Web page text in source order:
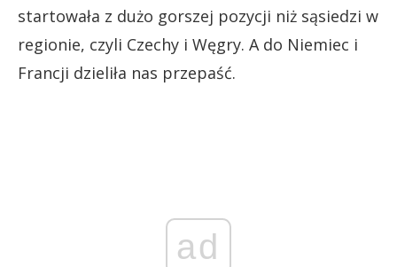
startowała z dużo gorszej pozycji niż sąsiedzi w
regionie, czyli Czechy i Węgry. A do Niemiec i
Francji dzieliła nas przepaść.
ad